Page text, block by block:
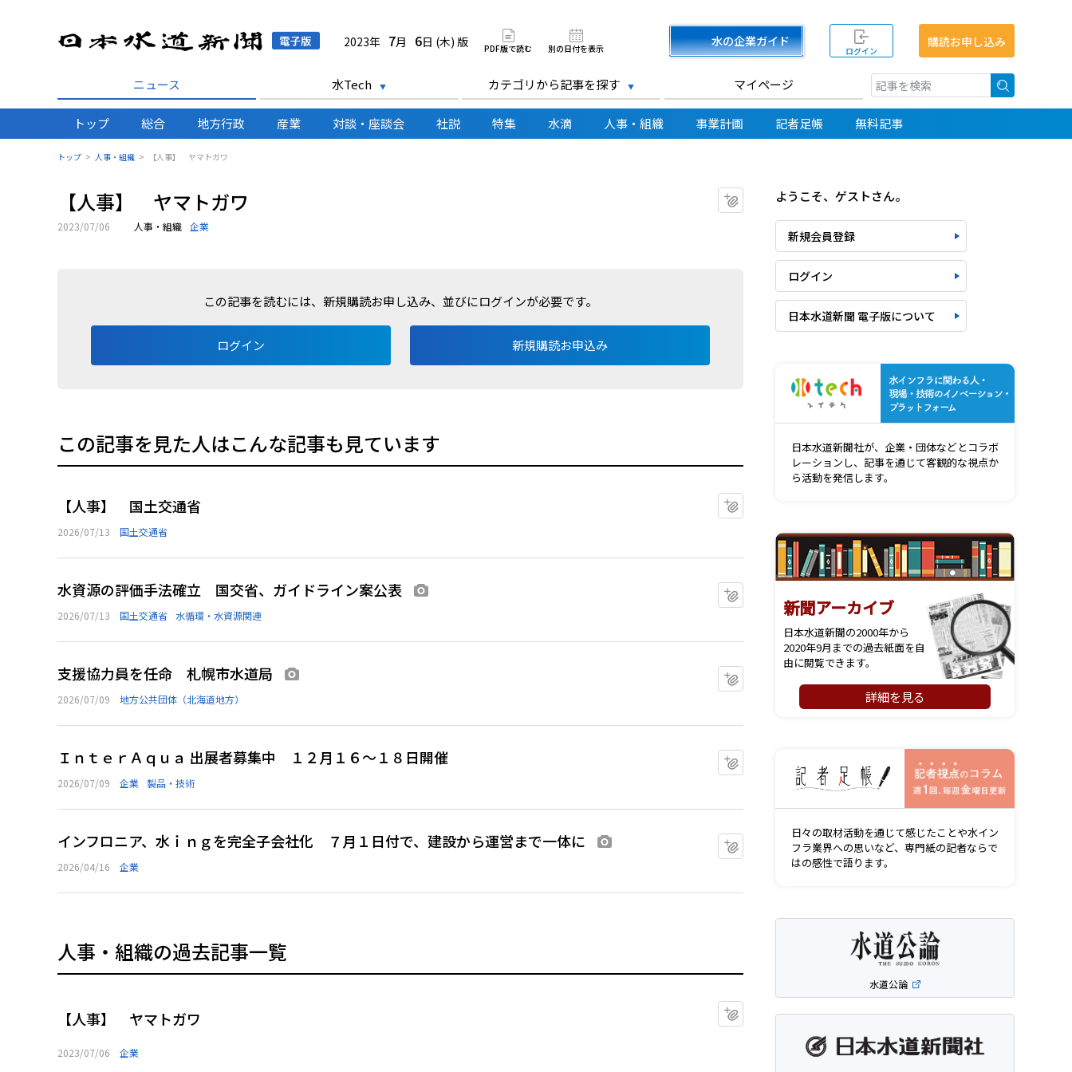
日本水道新聞 電子版
2023年 7月 6日 (木) 版 PDF版で読む 別の日付を表示 水の企業ガイド
ログイン
購読お申し込み
ニュース 水Tech カテゴリから記事を探す マイページ
トップ 総合 地方行政 産業 対談・座談会 社説 特集 水滴 人事・組織 事業計画 記者足帳 無料記事
トップ 人事・組織 【人事】 ヤマトガワ
【人事】 ヤマトガワ マイクリップに追加
2023/07/06 人事・組織 企業
この記事を読むには、新規購読お申し込み、並びにログインが必要です。
ログイン 新規購読お申込み
この記事を見た人はこんな記事も見ています
【人事】 国土交通省
2026/07/13 国土交通省
水資源の評価手法確立 国交省、ガイドライン案公表
2026/07/13 国土交通省 水循環・水資源関連
支援協力員を任命 札幌市水道局
2026/07/09 地方公共団体（北海道地方）
ＩｎｔｅｒＡｑｕａ 出展者募集中 １２月１６～１８日開催
2026/07/09 企業 製品・技術
インフロニア、水ｉｎｇを完全子会社化 ７月１日付で、建設から運営まで一体に
2026/04/16 企業
マイクリップに追加
人事・組織の過去記事一覧
【人事】 ヤマトガワ
2023/07/06 企業
ようこそ、ゲストさん。
新規会員登録
ログイン
日本水道新聞 電子版について
日本水道新聞社が、企業・団体などとコラボ
レーションし、記事を通じて客観的な視点か
ら活動を発信します。
新聞アーカイブ
日本水道新聞の2000年から
2020年9月までの過去紙面を自
由に閲覧できます。
詳細を見る
日々の取材活動を通じて感じたことや水イン
フラ業界への思いなど、専門紙の記者ならで
はの感性で語ります。
水道公論